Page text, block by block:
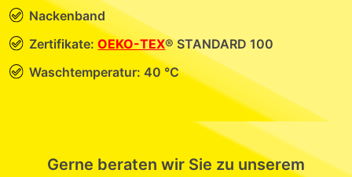
Nackenband
Zertifikate:OEKO-TEX® STANDARD 100
Waschtemperatur: 40 °C
Gerne beraten wir Sie zu unserem